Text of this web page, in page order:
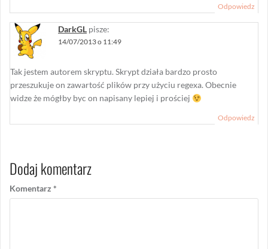
Odpowiedz
DarkGL pisze:
14/07/2013 o 11:49
Tak jestem autorem skryptu. Skrypt działa bardzo prosto
przeszukuje on zawartość plików przy użyciu regexa. Obecnie
widze że mógłby byc on napisany lepiej i prościej
Odpowiedz
Dodaj komentarz
Komentarz *